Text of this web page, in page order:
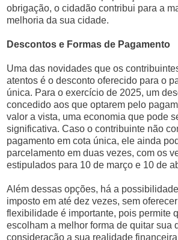
obrigação, o cidadão contribui para a
melhoria da sua cidade.
Descontos e Formas de Pagamento
Uma das novidades que os
atentos é o desconto oferecido para o
única. Para o exercício de 2025, um
concedido aos que optarem pelo
valor a vista, uma economia que pode
significativa. Caso o contribuinte não
pagamento em cota única, ele ainda
parcelamento em duas vezes, com os
estipulados para 10 de março e 10 de
Além dessas opções, há a
imposto em até dez vezes, sem
flexibilidade é importante, pois permite
escolham a melhor forma de quitar sua
consideração a sua realidade